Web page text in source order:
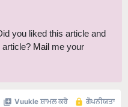
you liked this article and
article? Mail me your